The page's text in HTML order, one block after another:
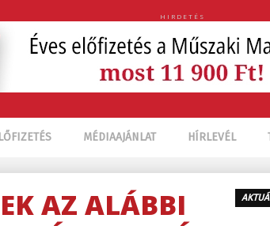
HIRDETÉS
MÉDIAAJÁNLAT HÍRLEVÉL
AZ ALÁBBI